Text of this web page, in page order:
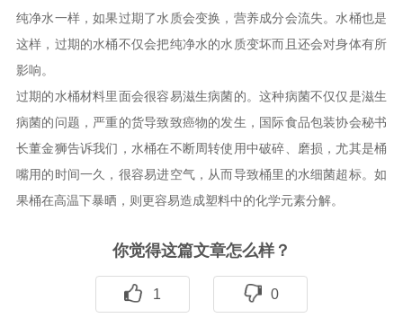
纯净水一样，如果过期了水质会变换，营养成分会流失。水桶也是
这样，过期的水桶不仅会把纯净水的水质变坏而且还会对身体有所
影响。
过期的水桶材料里面会很容易滋生病菌的。这种病菌不仅仅是滋生
病菌的问题，严重的货导致致癌物的发生，国际食品包装协会秘书
长董金狮告诉我们，水桶在不断周转使用中破碎、磨损，尤其是桶
嘴用的时间一久，很容易进空气，从而导致桶里的水细菌超标。如
果桶在高温下暴晒，则更容易造成塑料中的化学元素分解。
你觉得这篇文章怎么样？
1 0